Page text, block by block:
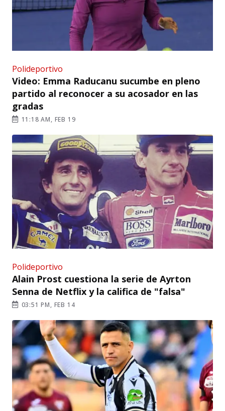
Polideportivo
Video: Emma Raducanu sucumbe en pleno
partido al reconocer a su acosador en las
gradas
11:18 AM, FEB 19
Polideportivo
Alain Prost cuestiona la serie de Ayrton
Senna de Netflix y la califica de "falsa"
03:51 PM, FEB 14